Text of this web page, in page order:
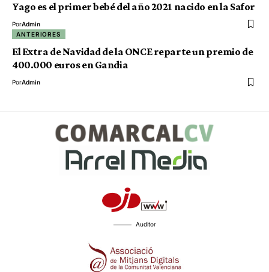
Yago es el primer bebé del año 2021 nacido en la Safor
PorAdmin
ANTERIORES
El Extra de Navidad de la ONCE reparte un premio de
400.000 euros en Gandia
PorAdmin
Auditor